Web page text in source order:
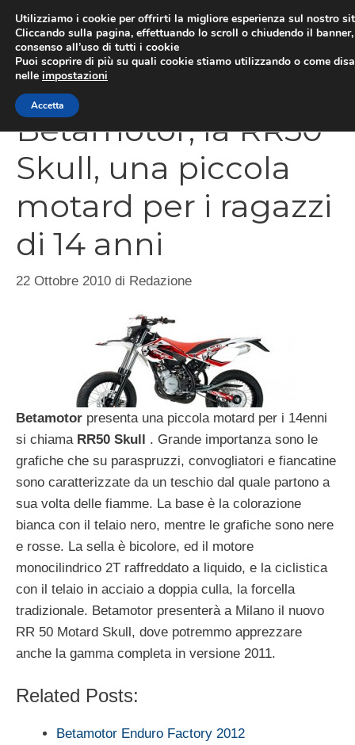
contenuto
Betamotor, la RR50
Skull, una piccola
motard per i ragazzi
di 14 anni
22 Ottobre 2010 di Redazione
Betamotor presenta una piccola motard per i 14enni
si chiama RR50 Skull . Grande importanza sono le
grafiche che su paraspruzzi, convogliatori e fiancatine
sono caratterizzate da un teschio dal quale partono a
sua volta delle fiamme. La base è la colorazione
bianca con il telaio nero, mentre le grafiche sono nere
e rosse. La sella è bicolore, ed il motore
monocilindrico 2T raffreddato a liquido, e la ciclistica
con il telaio in acciaio a doppia culla, la forcella
tradizionale. Betamotor presenterà a Milano il nuovo
RR 50 Motard Skull, dove potremmo apprezzare
anche la gamma completa in versione 2011.
Related Posts:
Betamotor Enduro Factory 2012
Utilizziamo i cookie per offrirti la migliore esperienza sul nostro
Cliccando sulla pagina, effettuando lo scroll o chiudendo il
consenso all’uso di tutti i cookie
Puoi scoprire di più su quali cookie stiamo utilizzando o come
nelle impostazioni
Accetta